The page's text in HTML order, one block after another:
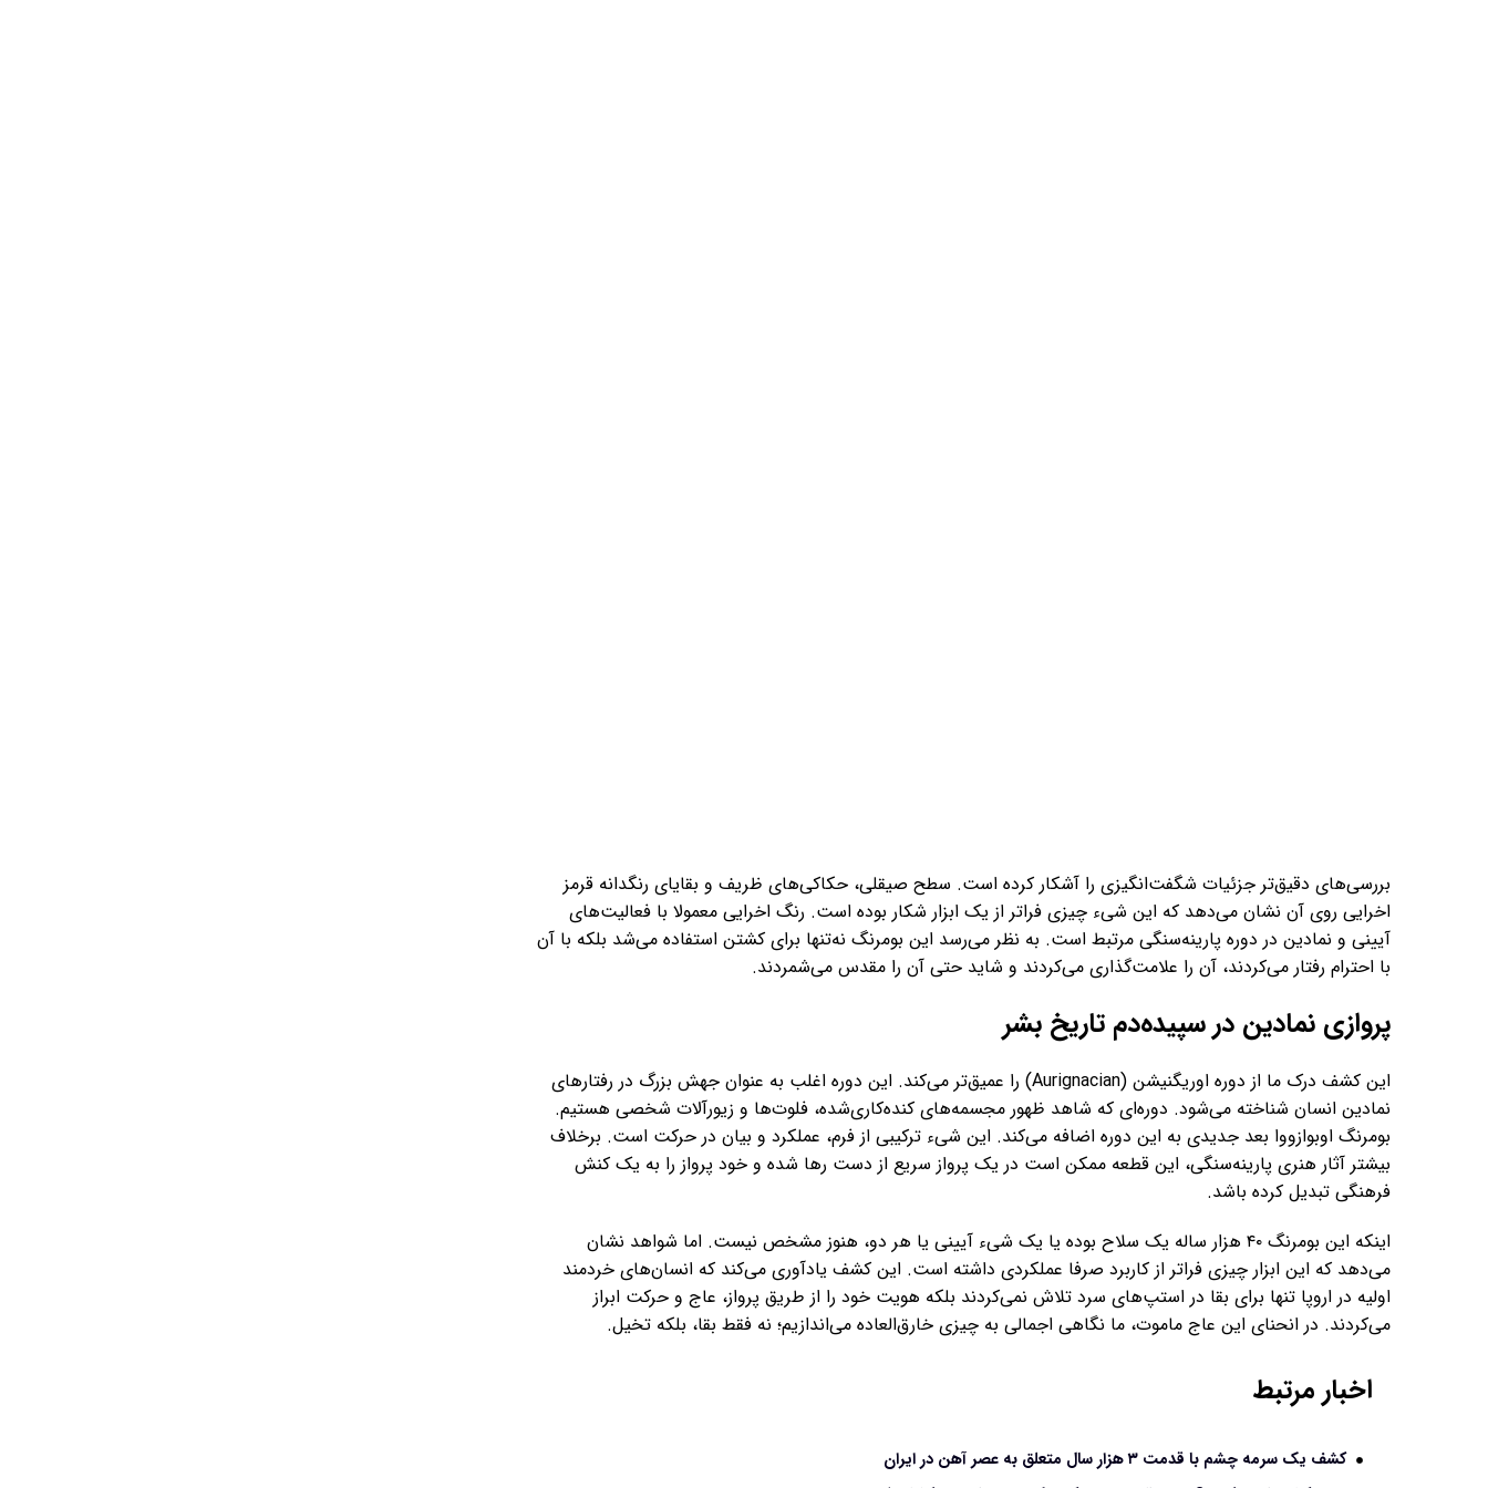
بررسی‌های دقیق‌تر جزئیات شگفت‌انگیزی را آشکار کرده است. سطح صیقلی، حکاکی‌های ظریف و بقایای رنگدانه قرمز
اخرایی روی آن نشان می‌دهد که این شیء چیزی فراتر از یک ابزار شکار بوده است. رنگ اخرایی معمولا با فعالیت‌های
آیینی و نمادین در دوره پارینه‌سنگی مرتبط است. به نظر می‌رسد این بومرنگ نه‌تنها برای کشتن استفاده می‌شد بلکه با آن
با احترام رفتار می‌کردند، آن را علامت‌گذاری می‌کردند و شاید حتی آن را مقدس می‌شمردند.
پروازی نمادین در سپیده‌دم تاریخ بشر
این کشف درک ما از دوره اوریگنیشن (Aurignacian) را عمیق‌تر می‌کند. این دوره اغلب به عنوان جهش بزرگ در رفتارهای
نمادین انسان شناخته می‌شود. دوره‌ای که شاهد ظهور مجسمه‌های کنده‌کاری‌شده، فلوت‌ها و زیورآلات شخصی هستیم.
بومرنگ اوبوازووا بعد جدیدی به این دوره اضافه می‌کند. این شیء ترکیبی از فرم، عملکرد و بیان در حرکت است. برخلاف
بیشتر آثار هنری پارینه‌سنگی، این قطعه ممکن است در یک پرواز سریع از دست رها شده و خود پرواز را به یک کنش
فرهنگی تبدیل کرده باشد.
اینکه این بومرنگ ۴۰ هزار ساله یک سلاح بوده یا یک شیء آیینی یا هر دو، هنوز مشخص نیست. اما شواهد نشان
می‌دهد که این ابزار چیزی فراتر از کاربرد صرفا عملکردی داشته است. این کشف یادآوری می‌کند که انسان‌های خردمند
اولیه در اروپا تنها برای بقا در استپ‌های سرد تلاش نمی‌کردند بلکه هویت خود را از طریق پرواز، عاج و حرکت ابراز
می‌کردند. در انحنای این عاج ماموت، ما نگاهی اجمالی به چیزی خارق‌العاده می‌اندازیم؛ نه فقط بقا، بلکه تخیل.
اخبار مرتبط
کشف یک سرمه چشم با قدمت ۳ هزار سال متعلق به عصر آهن در ایران